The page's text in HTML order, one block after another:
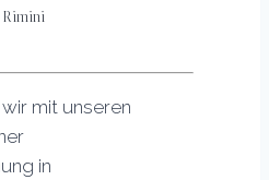
Rimini
mit unseren
in